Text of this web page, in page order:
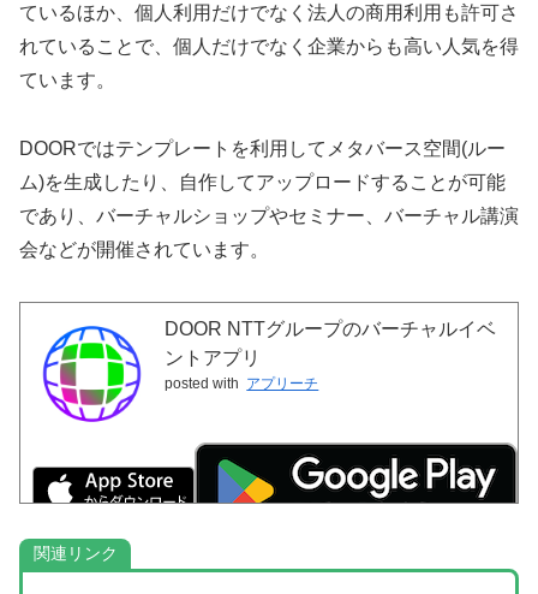
ているほか、個人利用だけでなく法人の商用利用も許可さ
れていることで、個人だけでなく企業からも高い人気を得
ています。
DOORではテンプレートを利用してメタバース空間(ルー
ム)を生成したり、自作してアップロードすることが可能
であり、バーチャルショップやセミナー、バーチャル講演
会などが開催されています。
DOOR NTTグループのバーチャルイベ
ントアプリ
posted with アプリーチ
関連リンク